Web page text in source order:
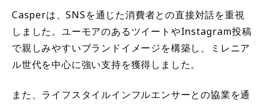
Casperは、SNSを通じた消費者との直接対話を重視
しました。ユーモアのあるツイートやInstagram投稿
で親しみやすいブランドイメージを構築し、ミレニア
ル世代を中心に強い支持を獲得しました。
また、ライフスタイルインフルエンサーとの協業を通